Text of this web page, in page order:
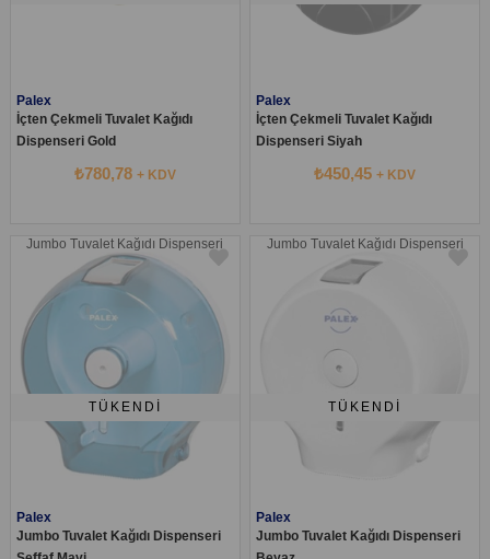
Palex
İçten Çekmeli Tuvalet Kağıdı
Dispenseri Gold
₺780,78 + KDV
Palex
İçten Çekmeli Tuvalet Kağıdı
Dispenseri Siyah
₺450,45+ KDV
Jumbo Tuvalet Kağıdı Dispenseri
TÜKENDI
Palex
Jumbo Tuvalet Kağıdı Dispenseri
Jumbo Tuvalet Kağıdı Dispenseri
TÜKENDI
Palex
Jumbo Tuvalet Kağıdı Dispenseri